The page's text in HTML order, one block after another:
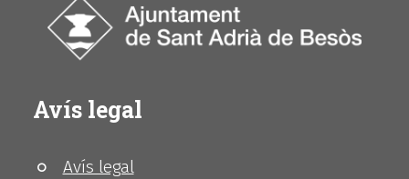
Avís legal
Avís legal